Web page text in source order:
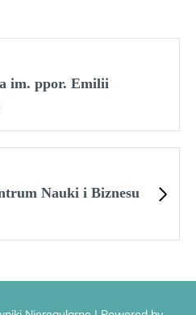
im. ppor. Emilii
Nauki i Biznesu